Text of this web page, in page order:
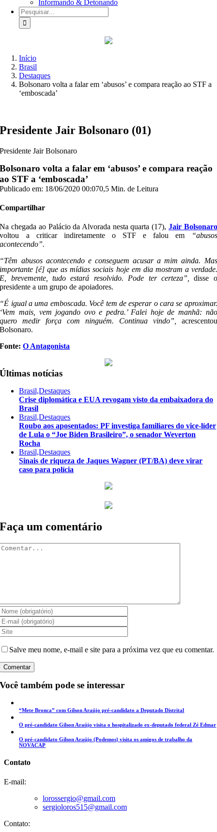
Informando & Detonando
Buscar
resultados
para:
Início
Brasil
Destaques
Bolsonaro volta a falar em ‘abusos’ e compara reação ao STF a
‘emboscada’
Presidente Jair Bolsonaro (01)
Presidente Jair Bolsonaro
Bolsonaro volta a falar em ‘abusos’ e compara reação
ao STF a ‘emboscada’
Publicado em: 18/06/2020 00:070,5 Min. de Leitura
Compartilhar
Na chegada ao Palácio da Alvorada nesta quarta (17), Jair Bolsonaro
voltou a criticar indiretamente o STF e falou em
“abusos
acontecendo”.
“Têm abusos acontecendo e conseguem acusar a mim ainda. Mas
importante [é] que as mídias sociais hoje em dia mostram a verdade.
E, brevemente, tudo estará resolvido. Pode ter certeza”,
disse o
presidente a um grupo de apoiadores.
“É igual a uma emboscada. Você tem de esperar o cara se aproximar.
‘Vem mais, vem jogando ovo e pedra.’ Falei hoje de manhã: não
quero medir força com ninguém. Continua vindo”, acrescentou
Bolsonaro.
Fonte:O Antagonista
Últimas notícias
Brasil,Destaques
Crise diplomática e EUA revogam visto da embaixadora do
Brasil
Brasil,Destaques
Roubo aos aposentados: PF investiga familiares do vice-líder
de Lula o “Joe Biden Brasileiro”, o senador Weverton
Rocha
Brasil,Destaques
Sinais de riqueza de Jaques Wagner (PT/BA) deve virar
caso para polícia
Faça um comentário
Salve meu nome, e-mail e site para a próxima vez que eu comentar.
Você também pode se interessar
“Mete Bronca” com Gilson Araújo pré-candidato a Deputado Distrital
O pré-candidato Gilson Araújo visita o hospitalizado ex-deputado federal Zé Edmar
O pré-candidato Gilson Araújo (Podemos) visita os amigos de trabalho da
NOVACAP
Contato
E-mail:
lorossergio@gmail.com
sergioloros515@gmail.com
Contato: